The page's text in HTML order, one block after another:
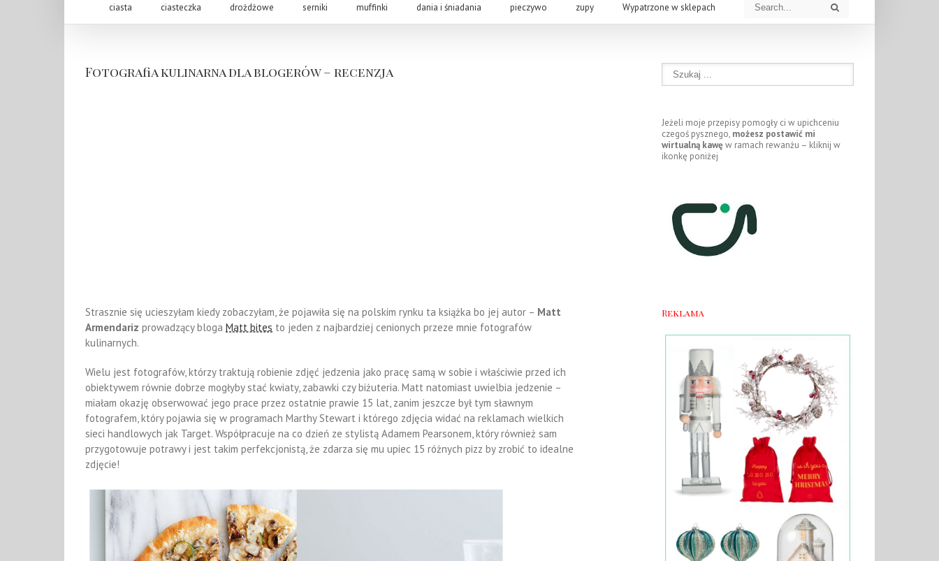
ciasta ciasteczka drożdżowe serniki muffinki dania i śniadania pieczywo zupy Wypatrzone w sklepach
Fotografia kulinarna dla blogerów – recenzja
Strasznie się ucieszyłam kiedy zobaczyłam, że pojawiła się na polskim rynku ta książka bo jej autor – Matt
Armendariz prowadzący bloga Matt bites to jeden z najbardziej cenionych przeze mnie fotografów
kulinarnych.
Wielu jest fotografów, którzy traktują robienie zdjęć jedzenia jako pracę samą w sobie i właściwie przed ich
obiektywem równie dobrze mogłyby stać kwiaty, zabawki czy biżuteria. Matt natomiast uwielbia jedzenie –
miałam okazję obserwować jego prace przez ostatnie prawie 15 lat, zanim jeszcze był tym sławnym
fotografem, który pojawia się w programach Marthy Stewart i którego zdjęcia widać na reklamach wielkich
sieci handlowych jak Target. Współpracuje na co dzień ze stylistą Adamem Pearsonem, który również sam
przygotowuje potrawy i jest takim perfekcjonistą, że zdarza się mu upiec 15 różnych pizz by zrobić to idealne
zdjęcie!
Jeżeli moje przepisy pomogły ci w upichceniu
czegoś pysznego, możesz postawić mi
wirtualną kawę w ramach rewanżu – kliknij w
ikonkę poniżej
Reklama